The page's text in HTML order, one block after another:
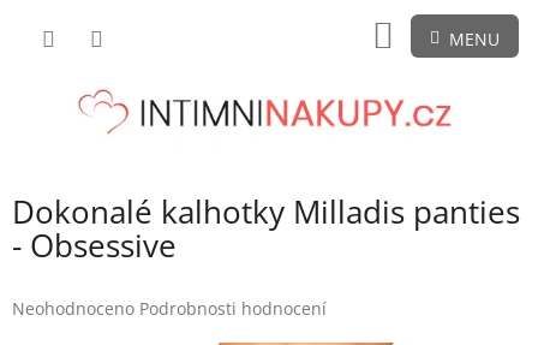
NÁKUPNÍ
KOŠÍK
Dokonalé kalhotky Milladis panties
- Obsessive
Průměrné
Neohodnoceno Podrobnosti hodnocení